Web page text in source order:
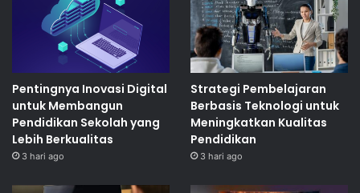
Pentingnya Inovasi Digital
untuk Membangun
Pendidikan Sekolah yang
Lebih Berkualitas
3 hari ago
Strategi Pembelajaran
Berbasis Teknologi untuk
Meningkatkan Kualitas
Pendidikan
3 hari ago